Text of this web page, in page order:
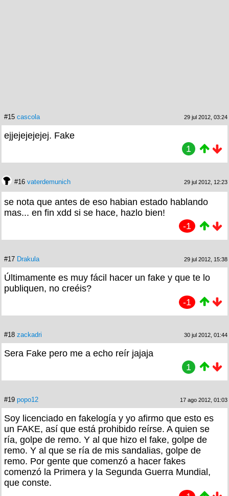
#15 cascola 29 jul 2012, 03:24
ejjejejejejej. Fake
1
#16 vaterdemunich 29 jul 2012, 12:23
se nota que antes de eso habian estado hablando
mas... en fin xdd si se hace, hazlo bien!
-1
#17 Drakula 29 jul 2012, 15:38
Últimamente es muy fácil hacer un fake y que te lo
publiquen, no creéis?
-1
#18 zackadri 30 jul 2012, 01:44
Sera Fake pero me a echo reír jajaja
1
#19 popo12 17 ago 2012, 01:03
Soy licenciado en fakelogía y yo afirmo que esto es
un FAKE, así que está prohibido reírse. A quien se
ría, golpe de remo. Y al que hizo el fake, golpe de
remo. Y al que se ría de mis sandalias, golpe de
remo. Por gente que comenzó a hacer fakes
comenzó la Primera y la Segunda Guerra Mundial,
que conste.